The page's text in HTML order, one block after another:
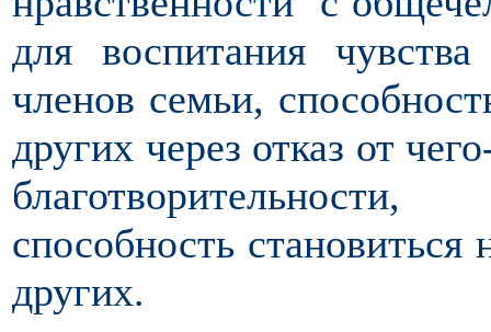
для воспитания
членов семьи,
других через отказ от
способность
других.